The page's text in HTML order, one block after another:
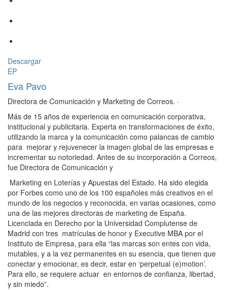
Descargar
EP
Eva Pavo
Directora de Comunicación y Marketing de Correos. ·
Más de 15 años de experiencia en comunicación corporativa,
institucional y publicitaria. Experta en transformaciones de éxito,
utilizando la marca y la comunicación como palancas de cambio
para mejorar y rejuvenecer la imagen global de las empresas e
incrementar su notoriedad. Antes de su incorporación a Correos,
fue Directora de Comunicación y
Marketing en Loterías y Apuestas del Estado. Ha sido elegida
por Forbes como uno de los 100 españoles más creativos en el
mundo de los negocios y reconocida, en varias ocasiones, como
una de las mejores directoras de marketing de España.
Licenciada en Derecho por la Universidad Complutense de
Madrid con tres matrículas de honor y Executive MBA por el
Instituto de Empresa, para ella “las marcas son entes con vida,
mutables, y a la vez permanentes en su esencia, que tienen que
conectar y emocionar, es decir, estar en ‘perpetual (e)motion’.
Para ello, se requiere actuar en entornos de confianza, libertad,
y sin miedo”.